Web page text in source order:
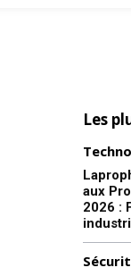
Les
aux
2026 :